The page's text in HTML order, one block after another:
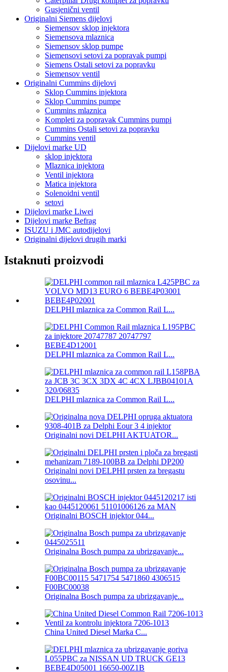
Gusjenični ventil
Originalni Siemens dijelovi
Siemensov sklop injektora
Siemensova mlaznica
Siemensov sklop pumpe
Siemensovi setovi za popravak pumpi
Siemens Ostali setovi za popravku
Siemensov ventil
Originalni Cummins dijelovi
Sklop Cummins injektora
Sklop Cummins pumpe
Cummins mlaznica
Kompleti za popravak Cummins pumpi
Cummins Ostali setovi za popravku
Cummins ventil
Dijelovi marke UD
sklop injektora
Mlaznica injektora
Ventil injektora
Matica injektora
Solenoidni ventil
setovi
Dijelovi marke Liwei
Dijelovi marke Befrag
ISUZU i JMC autodijelovi
Originalni dijelovi drugih marki
Istaknuti proizvodi
DELPHI mlaznica za Common Rail L...
DELPHI mlaznica za Common Rail L...
DELPHI mlaznica za Common Rail L...
Originalni novi DELPHI AKTUATOR...
Originalni novi DELPHI prsten za bregastu
osovinu...
Originalni BOSCH injektor 044...
Originalna Bosch pumpa za ubrizgavanje...
Originalna Bosch pumpa za ubrizgavanje...
China United Diesel Marka C...